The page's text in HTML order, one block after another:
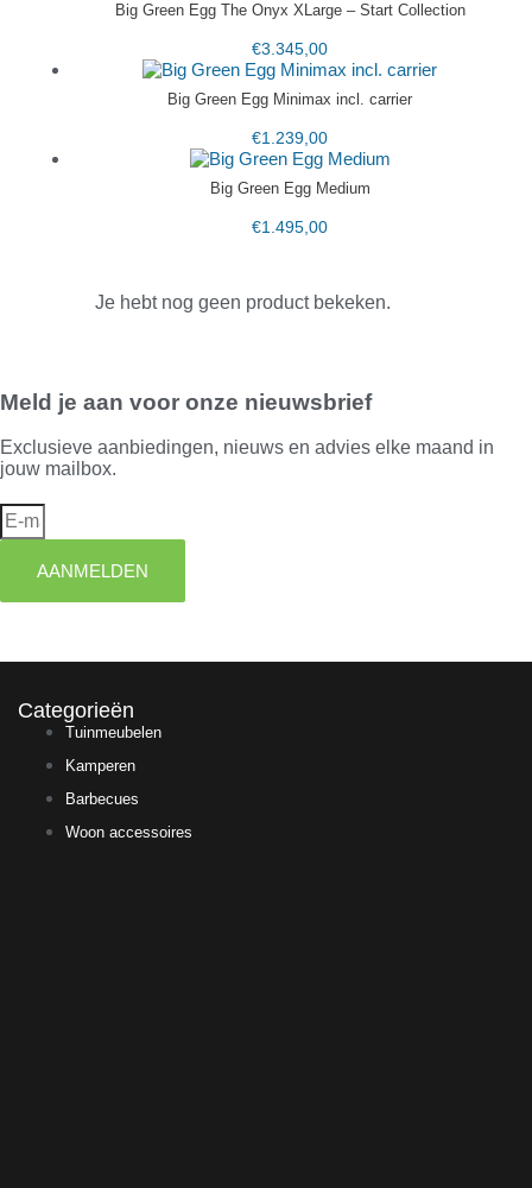
Big Green Egg The Onyx XLarge – Start Collection
€3.345,00
Big Green Egg Minimax incl. carrier
€1.239,00
Big Green Egg Medium
€1.495,00
Je hebt nog geen product bekeken.
Meld je aan voor onze nieuwsbrief
Exclusieve aanbiedingen, nieuws en advies elke maand in
jouw mailbox.
AANMELDEN
Categorieën
Tuinmeubelen
Kamperen
Barbecues
Woon accessoires